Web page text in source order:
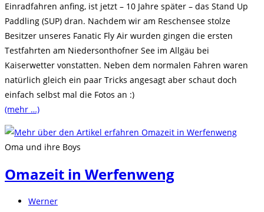
Einradfahren anfing, ist jetzt – 10 Jahre später – das Stand Up
Paddling (SUP) dran. Nachdem wir am Reschensee stolze
Besitzer unseres Fanatic Fly Air wurden gingen die ersten
Testfahrten am Niedersonthofner See im Allgäu bei
Kaiserwetter vonstatten. Neben dem normalen Fahren waren
natürlich gleich ein paar Tricks angesagt aber schaut doch
einfach selbst mal die Fotos an :)
(mehr …)
Oma und ihre Boys
Omazeit in Werfenweng
Beitrags-
Werner